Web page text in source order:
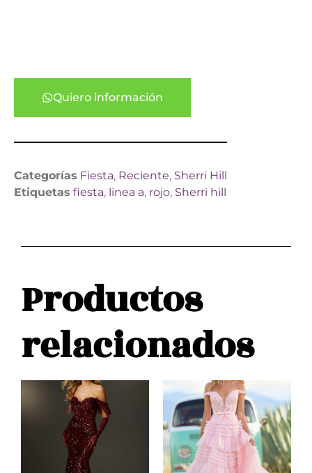
Quiero información
Categorías Fiesta, Reciente, Sherri Hill
Etiquetas fiesta, linea a, rojo, Sherri hill
Productos
relacionados